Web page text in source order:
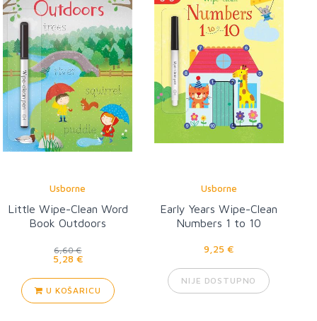
Usborne
Little Wipe-Clean Word
Book Outdoors
6,60 €
5,28 €
U KOŠARICU
Usborne
Early Years Wipe-Clean
Numbers 1 to 10
9,25 €
NIJE DOSTUPNO